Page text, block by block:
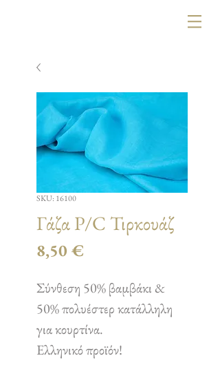
SKU: 16100
Γάζα P/C Τιρκουάζ
8,50 €
Σύνθεση 50% βαμβάκι &
50% πολυέστερ κατάλληλη
για κουρτίνα.
Ελληνικό προϊόν!